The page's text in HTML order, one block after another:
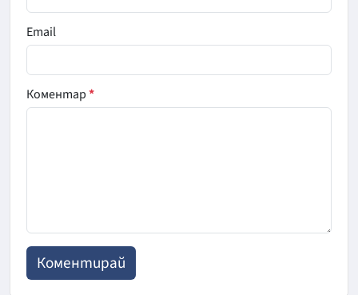
Email
Коментар*